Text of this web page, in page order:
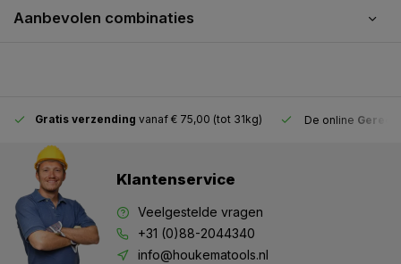
Aanbevolen combinaties
Gratis verzending vanaf € 75,00 (tot 31kg) De online
Klantenservice
Veelgestelde vragen
+31 (0)88-2044340
info@houkematools.nl